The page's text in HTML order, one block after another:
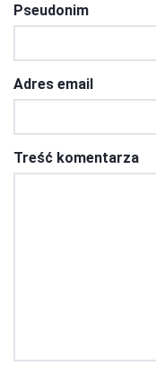
Pseudonim
Adres email
Treść komentarza